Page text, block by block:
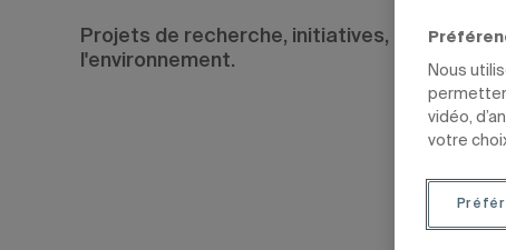
Projets de recherche, initiatives, débats:
l'environnement.
Nous
vidéo,
votre